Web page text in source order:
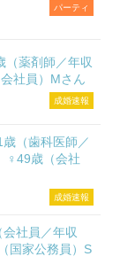
パーティ
（薬剤師／年収
社員）Mさん
成婚速報
（歯科医師／
♀49歳（会社
成婚速報
社員／年収
国家公務員）S